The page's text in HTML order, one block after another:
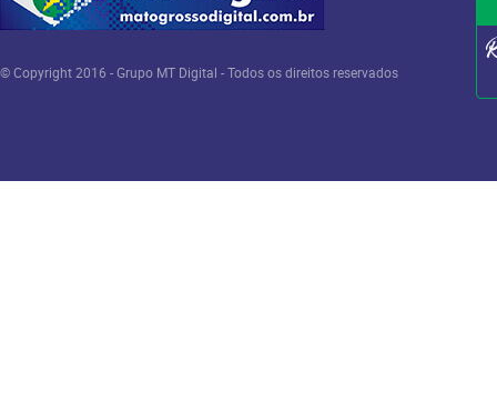
© Copyright 2016 - Grupo MT Digital - Todos os direitos reservados